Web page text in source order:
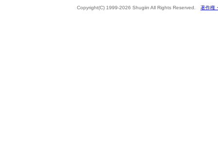
Copyright(C) 1999-2026 Shugiin All Rights Reserved. 著作権